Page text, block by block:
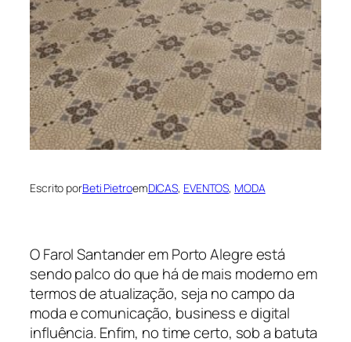
Escrito porBeti PietroemDICAS, EVENTOS, MODA
O Farol Santander em Porto Alegre está
sendo palco do que há de mais moderno em
termos de atualização, seja no campo da
moda e comunicação, business e digital
influência. Enfim, no time certo, sob a batuta